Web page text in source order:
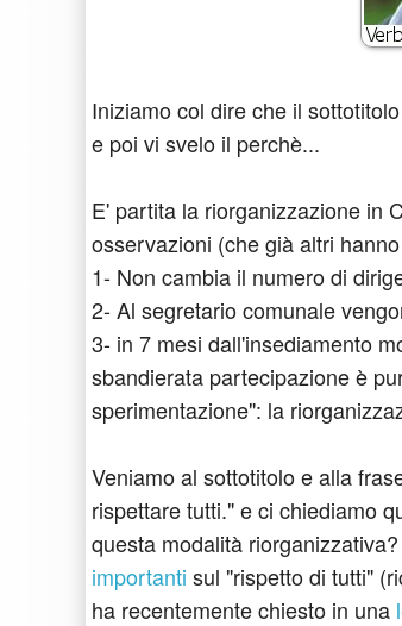
Iniziamo col dire che il
e poi vi svelo il perchè...
E' partita la riorganizzazione in
osservazioni (che già altri
1- Non cambia il numero di
2- Al segretario comunale
3- in 7 mesi dall'insediamento
sbandierata partecipazione è
sperimentazione": la
Veniamo al sottotitolo e alla
rispettare tutti." e ci chiediamo
questa modalità
importanti sul "rispetto di tutti"
ha recentemente chiesto in una